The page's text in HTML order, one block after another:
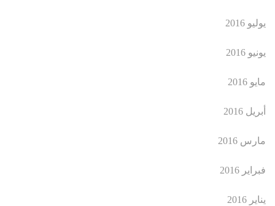
يوليو 2016
يونيو 2016
مايو 2016
أبريل 2016
مارس 2016
فبراير 2016
يناير 2016